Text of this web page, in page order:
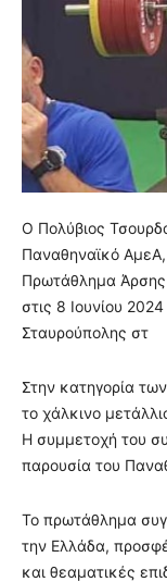
Ο Πολύβιος
Παναθηναϊκό
Πρωτάθλημα Άρσης
στις 8 Ιουνίου
Σταυρούπολης στ
Στην κατηγορία
το χάλκινο
Η συμμετοχή του
παρουσία του
Το πρωτάθλημα
την Ελλάδα,
και θεαματικές